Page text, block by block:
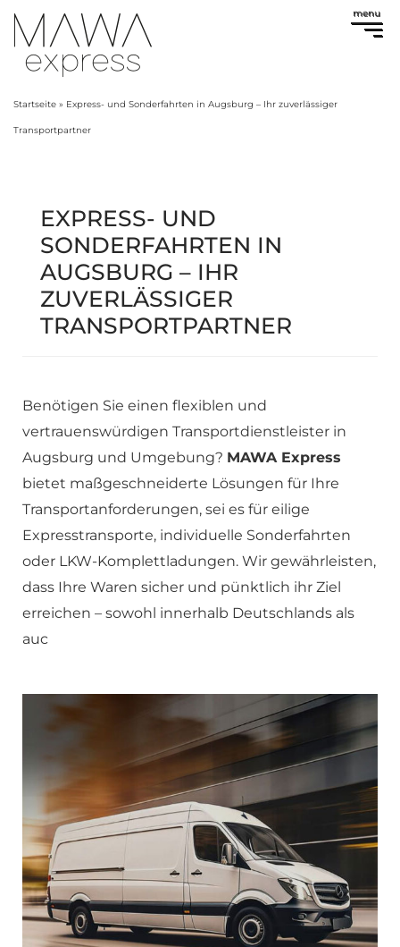
menu
Startseite » Express- und Sonderfahrten in Augsburg – Ihr zuverlässiger
Transportpartner
EXPRESS- UND
SONDERFAHRTEN IN
AUGSBURG – IHR
ZUVERLÄSSIGER
TRANSPORTPARTNER
Benötigen Sie einen flexiblen und
vertrauenswürdigen Transportdienstleister in
Augsburg und Umgebung? MAWA Express
bietet maßgeschneiderte Lösungen für Ihre
Transportanforderungen, sei es für eilige
Expresstransporte, individuelle Sonderfahrten
oder LKW-Komplettladungen. Wir gewährleisten,
dass Ihre Waren sicher und pünktlich ihr Ziel
erreichen – sowohl innerhalb Deutschlands als
auc